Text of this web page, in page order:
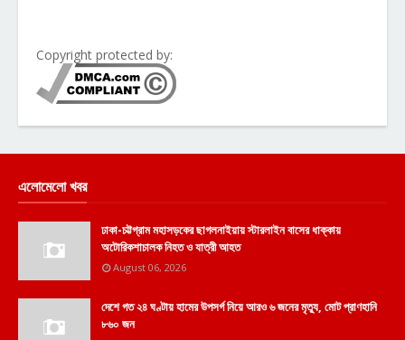
Copyright protected by:
এলোমেলো খবর
ঢাকা-চট্টগ্রাম মহাসড়কের ছাগলনাইয়ায় স্টারলাইন বাসের ধাক্কায়
অটোরিকশাচালক নিহত ও যাত্রী আহত
August 06, 2026
দেশে গত ২৪ ঘণ্টায় হামের উপসর্গ নিয়ে আরও ৬ জনের মৃত্যু, মোট প্রাণহানি
৮৬০ জন